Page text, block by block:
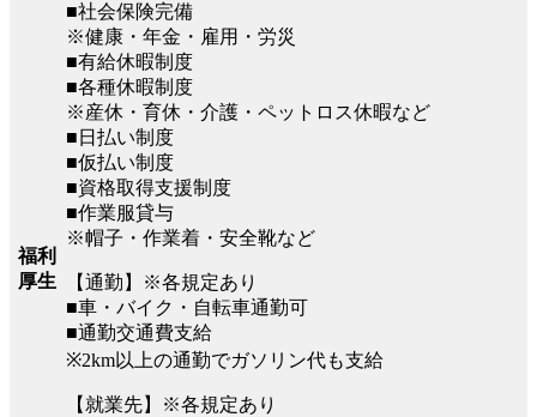
福利
厚生
■社会保険完備
※健康・年金・雇用・労災
■有給休暇制度
■各種休暇制度
※産休・育休・介護・ペットロス休暇など
■日払い制度
■仮払い制度
■資格取得支援制度
■作業服貸与
※帽子・作業着・安全靴など
【通勤】※各規定あり
■車・バイク・自転車通勤可
■通勤交通費支給
※2km以上の通勤でガソリン代も支給
【就業先】※各規定あり